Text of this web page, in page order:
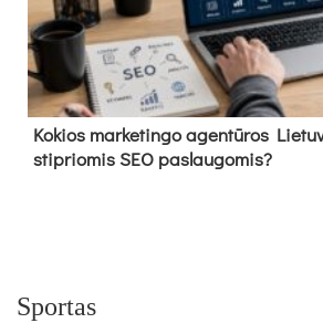
Kokios marketingo agentūros
stipriomis SEO paslaugomis?
Sportas